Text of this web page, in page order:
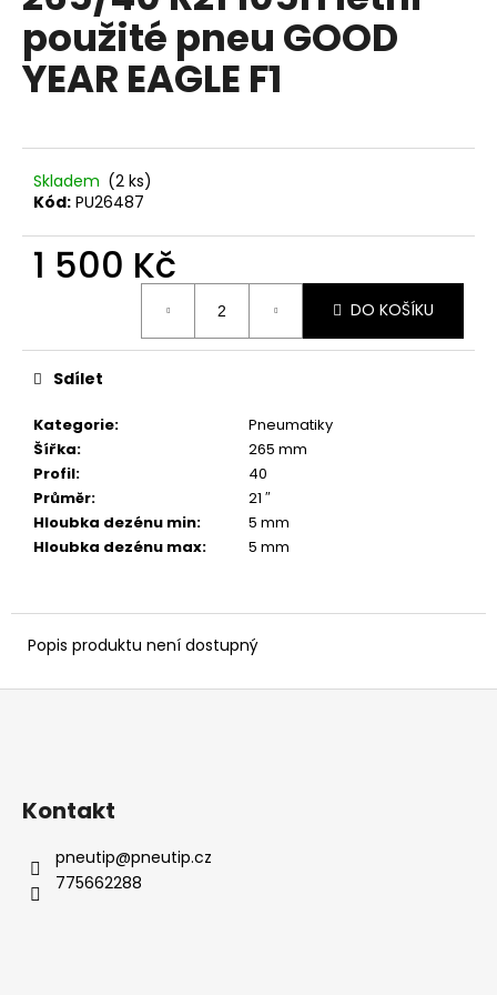
5
hvězdiček.
použité pneu GOOD
YEAR EAGLE F1
Skladem (2 ks)
Kód: PU26487
1 500 Kč
DO KOŠÍKU
Kategorie:
Pneumatiky
Šířka:
265 mm
Profil:
40
Průměr:
21 ″
Hloubka dezénu min:
5 mm
Hloubka dezénu max: 5 mm
Sdílet
Popis produktu není dostupný
a
j
í
?
D
o
o
u
č
u
e
Z
Kontakt
pneutip@pneutip.cz
775662288